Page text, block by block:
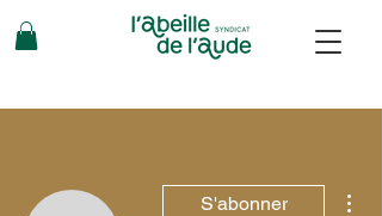
S'abonner